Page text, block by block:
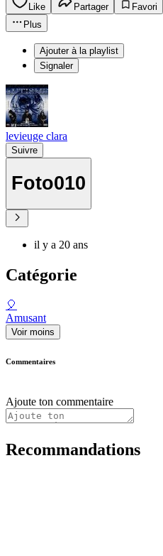
Like Partager
Favori
Plus
Ajouter à la playlist
Signaler
levieuge clara
Suivre
Foto010
il y a 20 ans
Catégorie
🎈
Amusant
Voir moins
Commentaires
Ajoute ton commentaire
Recommandations